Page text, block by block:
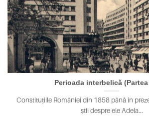
Perioada interbelică (Partea
Constituțiile României din 1858 până în
știi despre ele Adela...